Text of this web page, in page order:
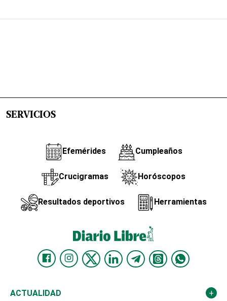
SERVICIOS
Efemérides Cumpleaños
Crucigramas Horóscopos
Resultados deportivos Herramientas
ACTUALIDAD